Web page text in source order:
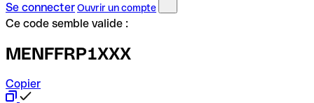
Se connecterOuvrir un compte
Ce code semble valide :
MENFFRP1XXX
Copier